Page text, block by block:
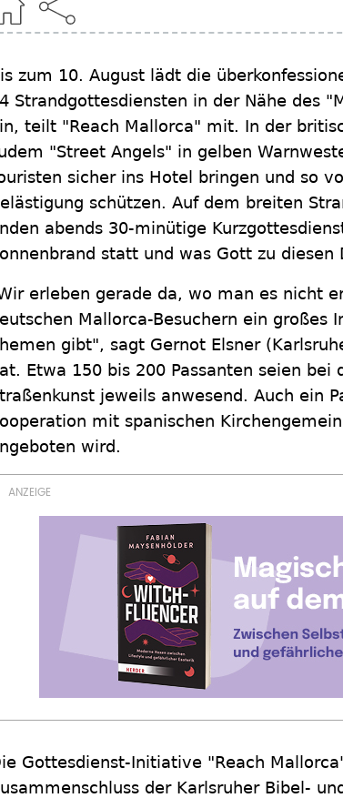
zum 10. August lädt die
Strandgottesdiensten in der Nähe des
teilt "Reach Mallorca" mit. In der
"Street Angels" in gelben
sicher ins Hotel bringen und so
schützen. Auf dem breiten
abends 30-minütige
statt und was Gott zu diesen
erleben gerade da, wo man es nicht
Mallorca-Besuchern ein großes
gibt", sagt Gernot Elsner
Etwa 150 bis 200 Passanten seien
jeweils anwesend. Auch ein
mit spanischen
wird.
Gottesdienst-Initiative "Reach
der Karlsruher Bibel-